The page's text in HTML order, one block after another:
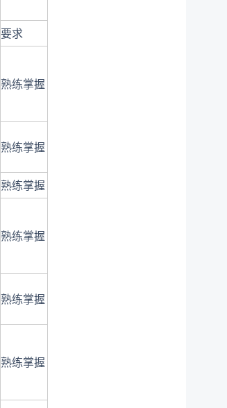
要求
熟练掌握
熟练掌握
熟练掌握
熟练掌握
熟练掌握
熟练掌握